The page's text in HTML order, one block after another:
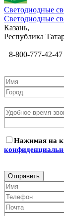
Светодиодные
Светодиодные
Казань,
Республика
8-800-777-42-47
Нажимая на